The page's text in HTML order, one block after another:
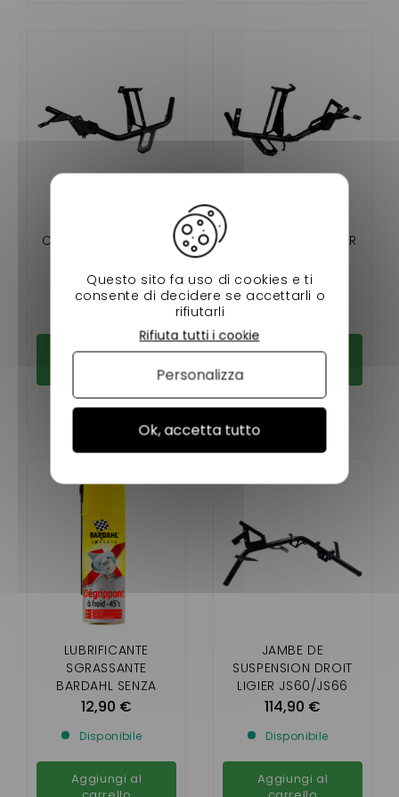
CONDUCENTE LIGIER
(FASE2/3)
84,90 €
Aggiungi al
PASSEGGERO LIGIER
(FASE2/3)
84,90 €
Aggiungi al
LUBRIFICANTE
SGRASSANTE
BARDAHL SENZA
PATENTE AUTO
12,90 €
Disponibile
Aggiungi al
JAMBE DE
SUSPENSION DROIT
LIGIER JS60/JS66
114,90 €
Disponibile
Aggiungi al
Questo sito fa uso di cookies e ti
consente di decidere se accettarli o
rifiutarli
Ok, accetta tutto
Rifiuta tutti i cookie
Personalizza